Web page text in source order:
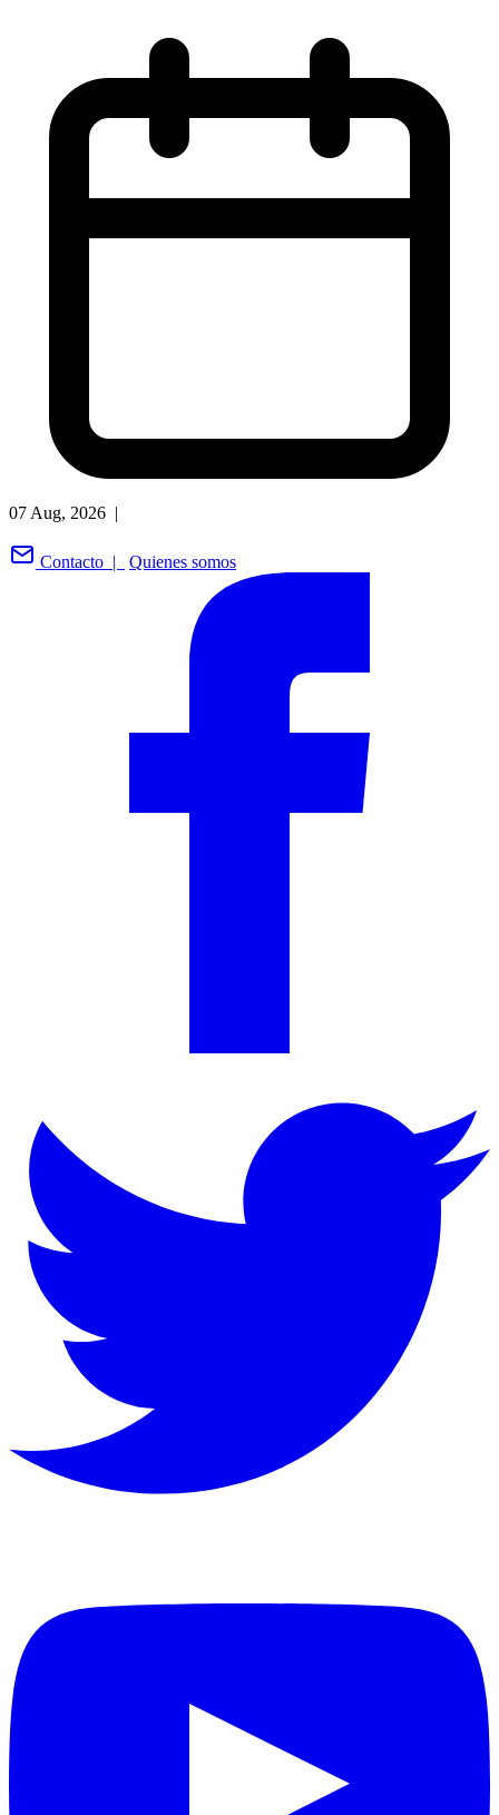
07 Aug, 2026 |
Contacto | Quienes somos